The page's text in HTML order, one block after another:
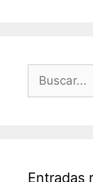
Entradas